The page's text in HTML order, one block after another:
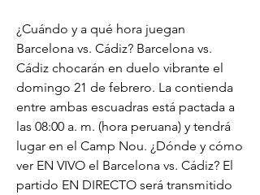
¿Cuándo y a qué hora juegan
Barcelona vs. Cádiz? Barcelona vs.
Cádiz chocarán en duelo vibrante el
domingo 21 de febrero. La contienda
entre ambas escuadras está pactada a
las 08:00 a. m. (hora peruana) y tendrá
lugar en el Camp Nou. ¿Dónde y cómo
ver EN VIVO el Barcelona vs. Cádiz? El
partido EN DIRECTO será transmitido